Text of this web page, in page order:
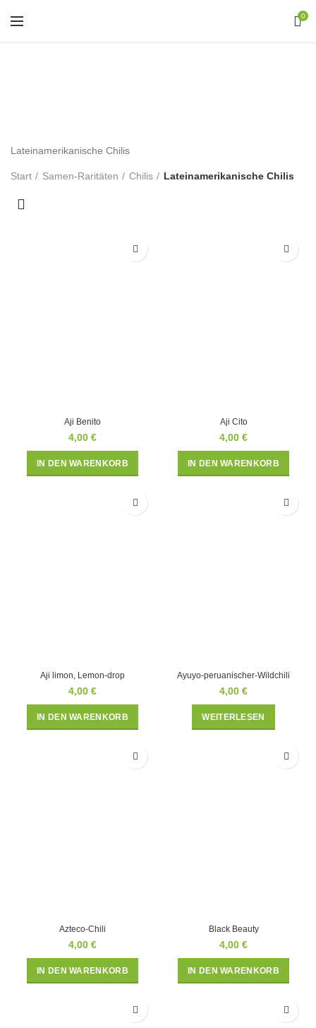
0
Lateinamerikanische Chilis
Start Samen-Raritäten Chilis Lateinamerikanische Chilis
Aji Benito
4,00 €
IN DEN WARENKORB
Aji Cito
4,00 €
IN DEN WARENKORB
Aji limon, Lemon-drop
4,00 €
IN DEN WARENKORB
Ayuyo-peruanischer-Wildchili
4,00 €
WEITERLESEN
Azteco-Chili
4,00 €
IN DEN WARENKORB
Black Beauty
4,00 €
IN DEN WARENKORB